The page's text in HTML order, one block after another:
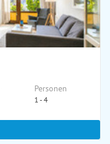
Personen
1 - 4